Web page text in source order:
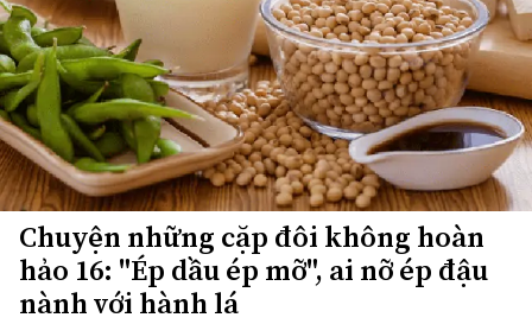
Chuyện những cặp đôi không hoàn
hảo 16: "Ép dầu ép mỡ", ai nỡ ép đậu
nành với hành lá